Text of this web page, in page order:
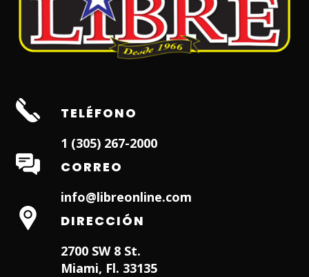
TELÉFONO
1 (305) 267-2000
CORREO
info@libreonline.com
DIRECCIÓN
2700 SW 8 St.
Miami, Fl. 33135